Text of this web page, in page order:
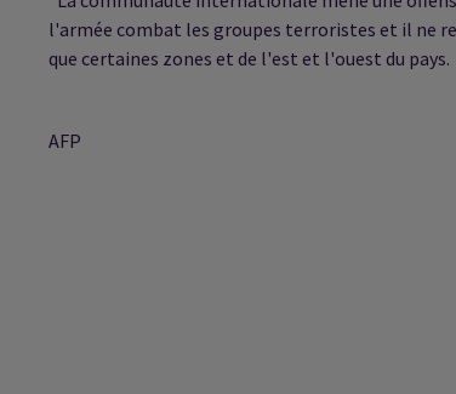
l'armée combat les groupes terroristes et il ne
que certaines zones et de l'est et l'ouest du pays.
AFP